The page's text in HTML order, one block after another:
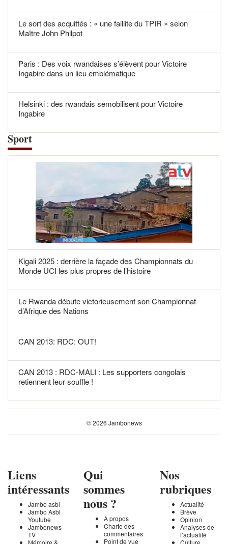
Le sort des acquittés : « une faillite du TPIR » selon
Maître John Philpot
Paris : Des voix rwandaises s’élèvent pour Victoire
Ingabire dans un lieu emblématique
Helsinki : des rwandais semobilisent pour Victoire
Ingabire
Sport
Kigali 2025 : derrière la façade des Championnats du
Monde UCI les plus propres de l’histoire
Le Rwanda débute victorieusement son Championnat
d’Afrique des Nations
CAN 2013: RDC: OUT!
CAN 2013 : RDC-MALI : Les supporters congolais
retiennent leur souffle !
© 2026 Jambonews
Liens
intéressants
Jambo asbl
Jambo Asbl
Youtube
Jambonews
TV
Mémoire &
Qui
sommes
nous ?
A propos
Charte des
commentaires
Point de vue
Nos
rubriques
Actualité
Brève
Opinion
Analyses de
l’actualité
Culture